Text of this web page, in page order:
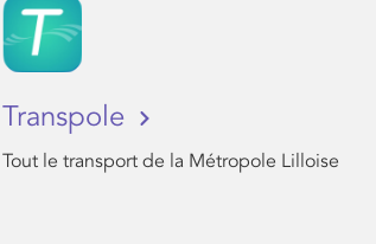
Transpole
Tout le transport de la Métropole Lilloise